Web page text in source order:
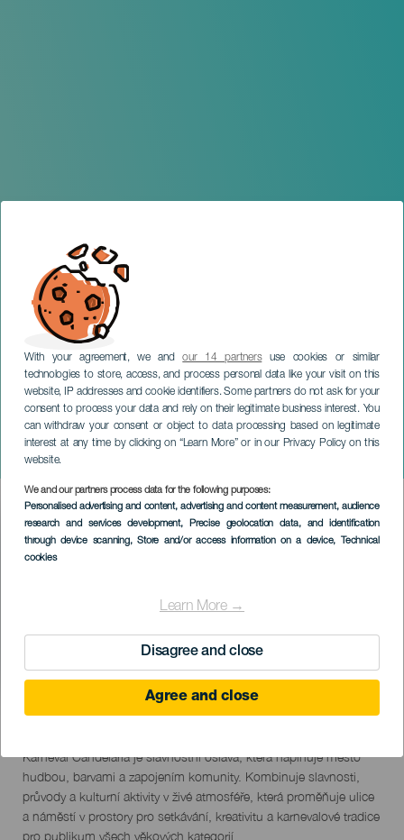
With your agreement, we andour 14 partnersuse cookies or similar
technologies to store, access, and process personal data like your visit on this
website, IP addresses and cookie identifiers. Some partners do not ask for your
consent to process your data and rely on their legitimate business interest. You
can withdraw your consent or object to data processing based on legitimate
interest at any time by clicking on “Learn More” or in our Privacy Policy on this
website.
We and our partners process data for the following purposes:
Personalised advertising and content, advertising and content measurement, audience
research and services development, Precise geolocation data, and identification
through device scanning, Store and/or access information on a device, Technical
cookies
Learn More →
Disagree and close
Agree and close
Karneval Candelaria
TENERIFE
Imagen
Listado
February 2027
Descripción
del
evento
Karneval Candelaria je slavnostní oslava, která naplňuje město
hudbou, barvami a zapojením komunity. Kombinuje slavnosti,
průvody a kulturní aktivity v živé atmosféře, která proměňuje ulice
a náměstí v prostory pro setkávání, kreativitu a karnevalové tradice
pro publikum všech věkových kategorií.